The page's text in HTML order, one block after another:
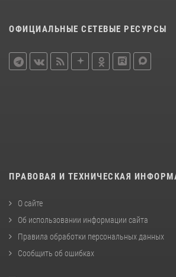
ОФИЦИАЛЬНЫЕ СЕТЕВЫЕ РЕСУРСЫ
ПРАВОВАЯ И ТЕХНИЧЕСКАЯ
О сайте
Об использовании информации сайта
Правила обработки персональных данных
Сообщить об ошибках